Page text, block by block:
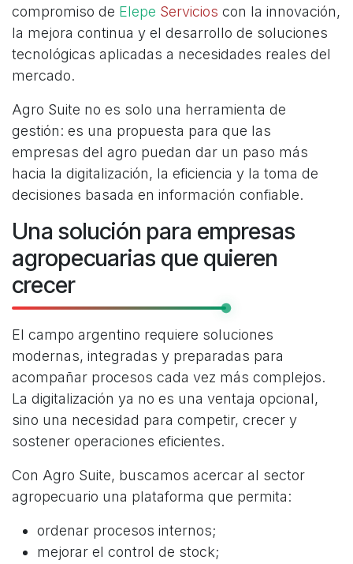
compromiso de Elepe Servicios con la innovación,
la mejora continua y el desarrollo de soluciones
tecnológicas aplicadas a necesidades reales del
mercado.
Agro Suite no es solo una herramienta de
gestión: es una propuesta para que las
empresas del agro puedan dar un paso más
hacia la digitalización, la eficiencia y la toma de
decisiones basada en información confiable.
Una solución para empresas
agropecuarias que quieren
crecer
El campo argentino requiere soluciones
modernas, integradas y preparadas para
acompañar procesos cada vez más complejos.
La digitalización ya no es una ventaja opcional,
sino una necesidad para competir, crecer y
sostener operaciones eficientes.
Con Agro Suite, buscamos acercar al sector
agropecuario una plataforma que permita:
ordenar procesos internos;
mejorar el control de stock;